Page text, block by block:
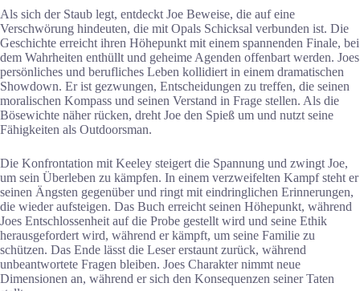
Als sich der Staub legt, entdeckt Joe Beweise, die auf eine
Verschwörung hindeuten, die mit Opals Schicksal verbunden ist. Die
Geschichte erreicht ihren Höhepunkt mit einem spannenden Finale, bei
dem Wahrheiten enthüllt und geheime Agenden offenbart werden. Joes
persönliches und berufliches Leben kollidiert in einem dramatischen
Showdown. Er ist gezwungen, Entscheidungen zu treffen, die seinen
moralischen Kompass und seinen Verstand in Frage stellen. Als die
Bösewichte näher rücken, dreht Joe den Spieß um und nutzt seine
Fähigkeiten als Outdoorsman.
Die Konfrontation mit Keeley steigert die Spannung und zwingt Joe,
um sein Überleben zu kämpfen. In einem verzweifelten Kampf steht er
seinen Ängsten gegenüber und ringt mit eindringlichen Erinnerungen,
die wieder aufsteigen. Das Buch erreicht seinen Höhepunkt, während
Joes Entschlossenheit auf die Probe gestellt wird und seine Ethik
herausgefordert wird, während er kämpft, um seine Familie zu
schützen. Das Ende lässt die Leser erstaunt zurück, während
unbeantwortete Fragen bleiben. Joes Charakter nimmt neue
Dimensionen an, während er sich den Konsequenzen seiner Taten